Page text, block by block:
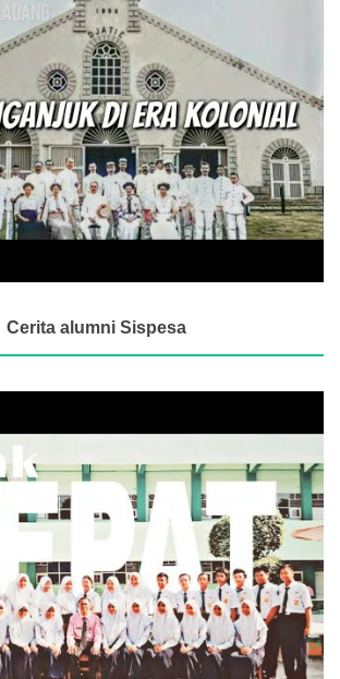
Cerita alumni Sispesa